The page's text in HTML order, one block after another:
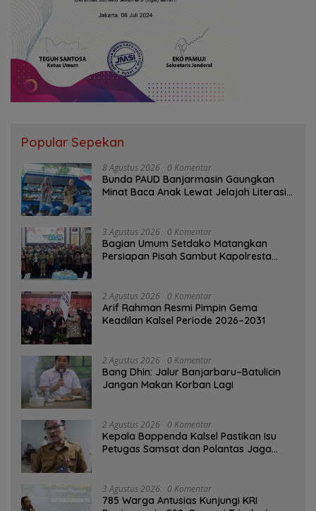
Popular Sepekan
8 Agustus 2026 0 Komentar
Bunda PAUD Banjarmasin Gaungkan
Minat Baca Anak Lewat Jelajah Literasi
3 Agustus 2026 0 Komentar
Bagian Umum Setdako Matangkan
Persiapan Pisah Sambut Kapolresta
2 Agustus 2026 0 Komentar
Arif Rahman Resmi Pimpin Gema
Keadilan Kalsel Periode 2026–2031
2 Agustus 2026 0 Komentar
Bang Dhin: Jalur Banjarbaru–Batulicin
Jangan Makan Korban Lagi
2 Agustus 2026 0 Komentar
Kepala Bappenda Kalsel Pastikan Isu
Petugas Samsat dan Polantas Jaga
3 Agustus 2026 0 Komentar
785 Warga Antusias Kunjungi KRI